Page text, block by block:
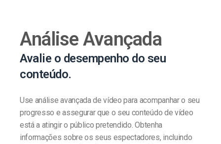
Análise Avançada
Avalie o desempenho do seu
conteúdo.
Use análise avançada de vídeo para acompanhar o seu
progresso e assegurar que o seu conteúdo de vídeo
está a atingir o público pretendido. Obtenha
informações sobre os seus espectadores, incluindo